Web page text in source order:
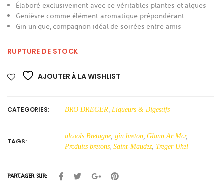
Élaboré exclusivement avec de véritables plantes et algues
Genièvre comme élément aromatique prépondérant
Gin unique, compagnon idéal de soirées entre amis
RUPTURE DE STOCK
AJOUTER À LA WISHLIST
CATEGORIES: BRO DREGER, Liqueurs & Digestifs
TAGS:
alcools Bretagne, gin breton, Glann Ar Mor,
Produits bretons, Saint-Maudez, Treger Uhel
PARTAGER SUR: